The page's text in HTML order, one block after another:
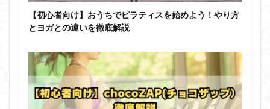
【初心者向け】おうちでピラティスを始めよう！やり方
とヨガとの違いを徹底解説